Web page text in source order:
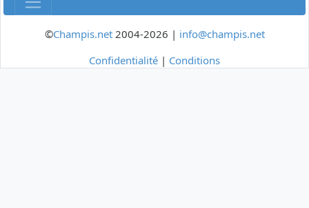
©Champis.net2004-2026 | info@champis.net
Confidentialité | Conditions